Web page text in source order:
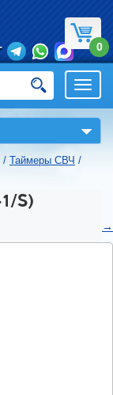
0
▼
/ Таймеры СВЧ /
S)
→